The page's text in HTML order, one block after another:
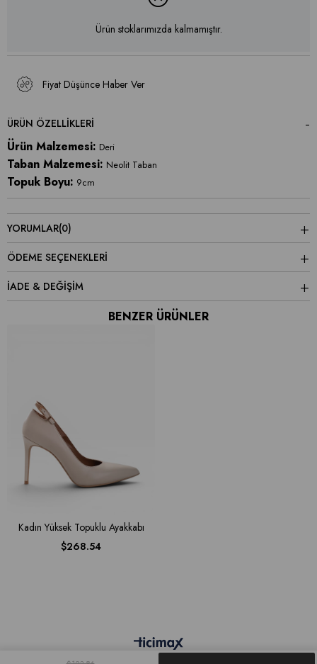
Ürün stoklarımızda kalmamıştır.
Fiyat Düşünce Haber Ver
ÜRÜN ÖZELLIKLERI
Ürün Malzemesi: Deri
Taban Malzemesi: Neolit Taban
Topuk Boyu: 9cm
YORUMLAR(0)
ÖDEME SEÇENEKLERI
İADE & DEĞİŞİM
BENZER ÜRÜNLER
Kadın Yüksek Topuklu Ayakkabı
$268.54